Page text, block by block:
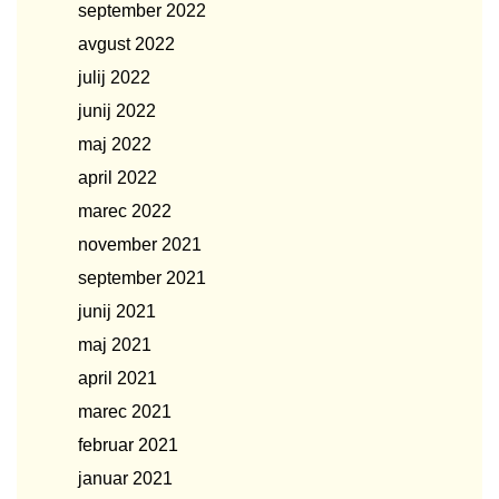
september 2022
avgust 2022
julij 2022
junij 2022
maj 2022
april 2022
marec 2022
november 2021
september 2021
junij 2021
maj 2021
april 2021
marec 2021
februar 2021
januar 2021